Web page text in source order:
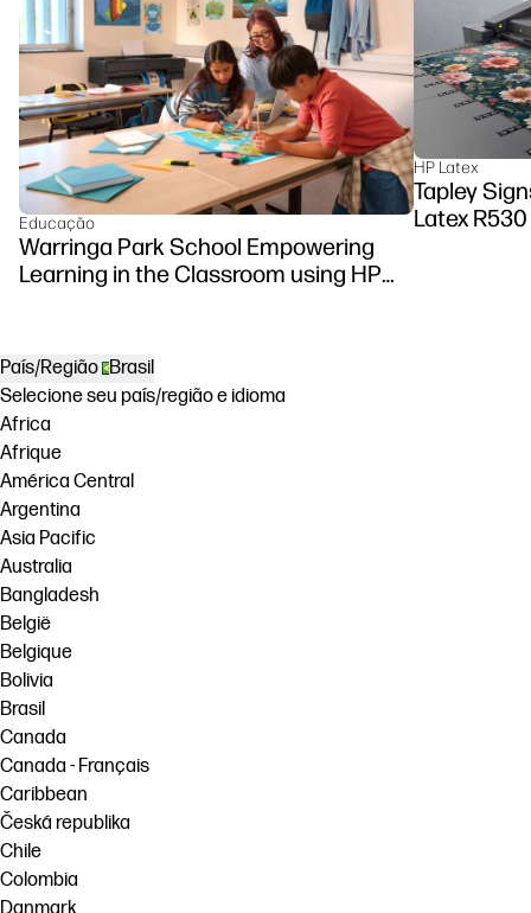
Educação
Warringa Park School Empowering
Learning in the Classroom using HP
HP Latex
Tapley
Latex
País/Região Brasil
Selecione seu país/região e idioma
Africa
Afrique
América Central
Argentina
Asia Pacific
Australia
Bangladesh
België
Belgique
Bolivia
Brasil
Canada
Canada - Français
Caribbean
Česká republika
Chile
Colombia